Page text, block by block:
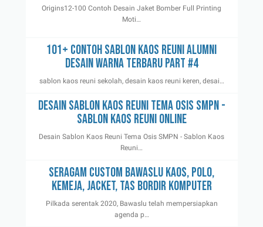
Origins12-100 Contoh Desain Jaket Bomber Full Printing
Moti…
101+ Contoh Sablon Kaos Reuni Alumni
Desain Warna Terbaru Part #4
sablon kaos reuni sekolah, desain kaos reuni keren, desai…
Desain Sablon Kaos Reuni Tema Osis SMPN -
Sablon Kaos Reuni Online
Desain Sablon Kaos Reuni Tema Osis SMPN - Sablon Kaos
Reuni…
Seragam Custom Bawaslu Kaos, Polo,
Kemeja, Jacket, Tas Bordir Komputer
Pilkada serentak 2020, Bawaslu telah mempersiapkan
agenda p…